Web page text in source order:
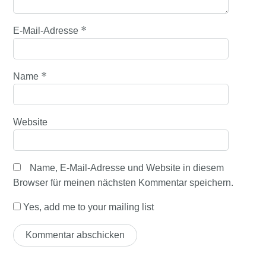
E-Mail-Adresse *
Name *
Website
Name, E-Mail-Adresse und Website in diesem
Browser für meinen nächsten Kommentar speichern.
Yes, add me to your mailing list